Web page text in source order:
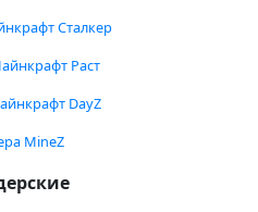
Сталкер
Раст
DayZ
MineZ